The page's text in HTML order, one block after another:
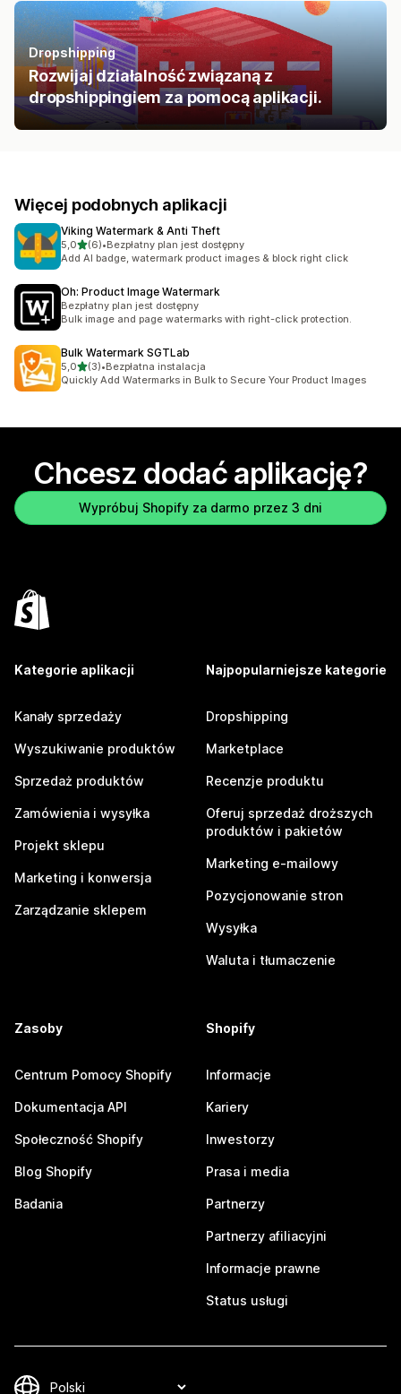
Dropshipping
Rozwijaj działalność związaną z
dropshippingiem za pomocą aplikacji.
Więcej podobnych aplikacji
Viking Watermark & Anti Theft
5,0na 5 gwiazdek
(6)
Łączna liczba recenzji: 6
•Bezpłatny plan jest dostępny
Add AI badge, watermark product images & block right click
Oh: Product Image Watermark
Bezpłatny plan jest dostępny
Bulk image and page watermarks with right-click protection.
Bulk Watermark SGTLab
5,0na 5 gwiazdek
(3)
Łączna liczba recenzji: 3
•Bezpłatna instalacja
Quickly Add Watermarks in Bulk to Secure Your Product Images
Chcesz dodać aplikację?
Wypróbuj Shopify za darmo przez 3 dni
Kategorie aplikacji
Kanały sprzedaży
Wyszukiwanie produktów
Sprzedaż produktów
Zamówienia i wysyłka
Projekt sklepu
Marketing i konwersja
Zarządzanie sklepem
Najpopularniejsze kategorie
Dropshipping
Marketplace
Recenzje produktu
Oferuj sprzedaż droższych
produktów i pakietów
Marketing e-mailowy
Pozycjonowanie stron
Wysyłka
Waluta i tłumaczenie
Zasoby
Centrum Pomocy Shopify
Dokumentacja API
Społeczność Shopify
Blog Shopify
Badania
Shopify
Informacje
Kariery
Inwestorzy
Prasa i media
Partnerzy
Partnerzy afiliacyjni
Informacje prawne
Status usługi